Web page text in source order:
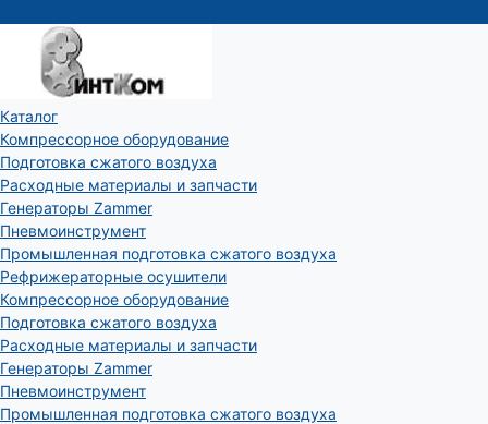
Каталог
Компрессорное оборудование
Подготовка сжатого воздуха
Расходные материалы и запчасти
Генераторы Zammer
Пневмоинструмент
Промышленная подготовка сжатого воздуха
Рефрижераторные осушители
Компрессорное оборудование
Подготовка сжатого воздуха
Расходные материалы и запчасти
Генераторы Zammer
Пневмоинструмент
Промышленная подготовка сжатого воздуха